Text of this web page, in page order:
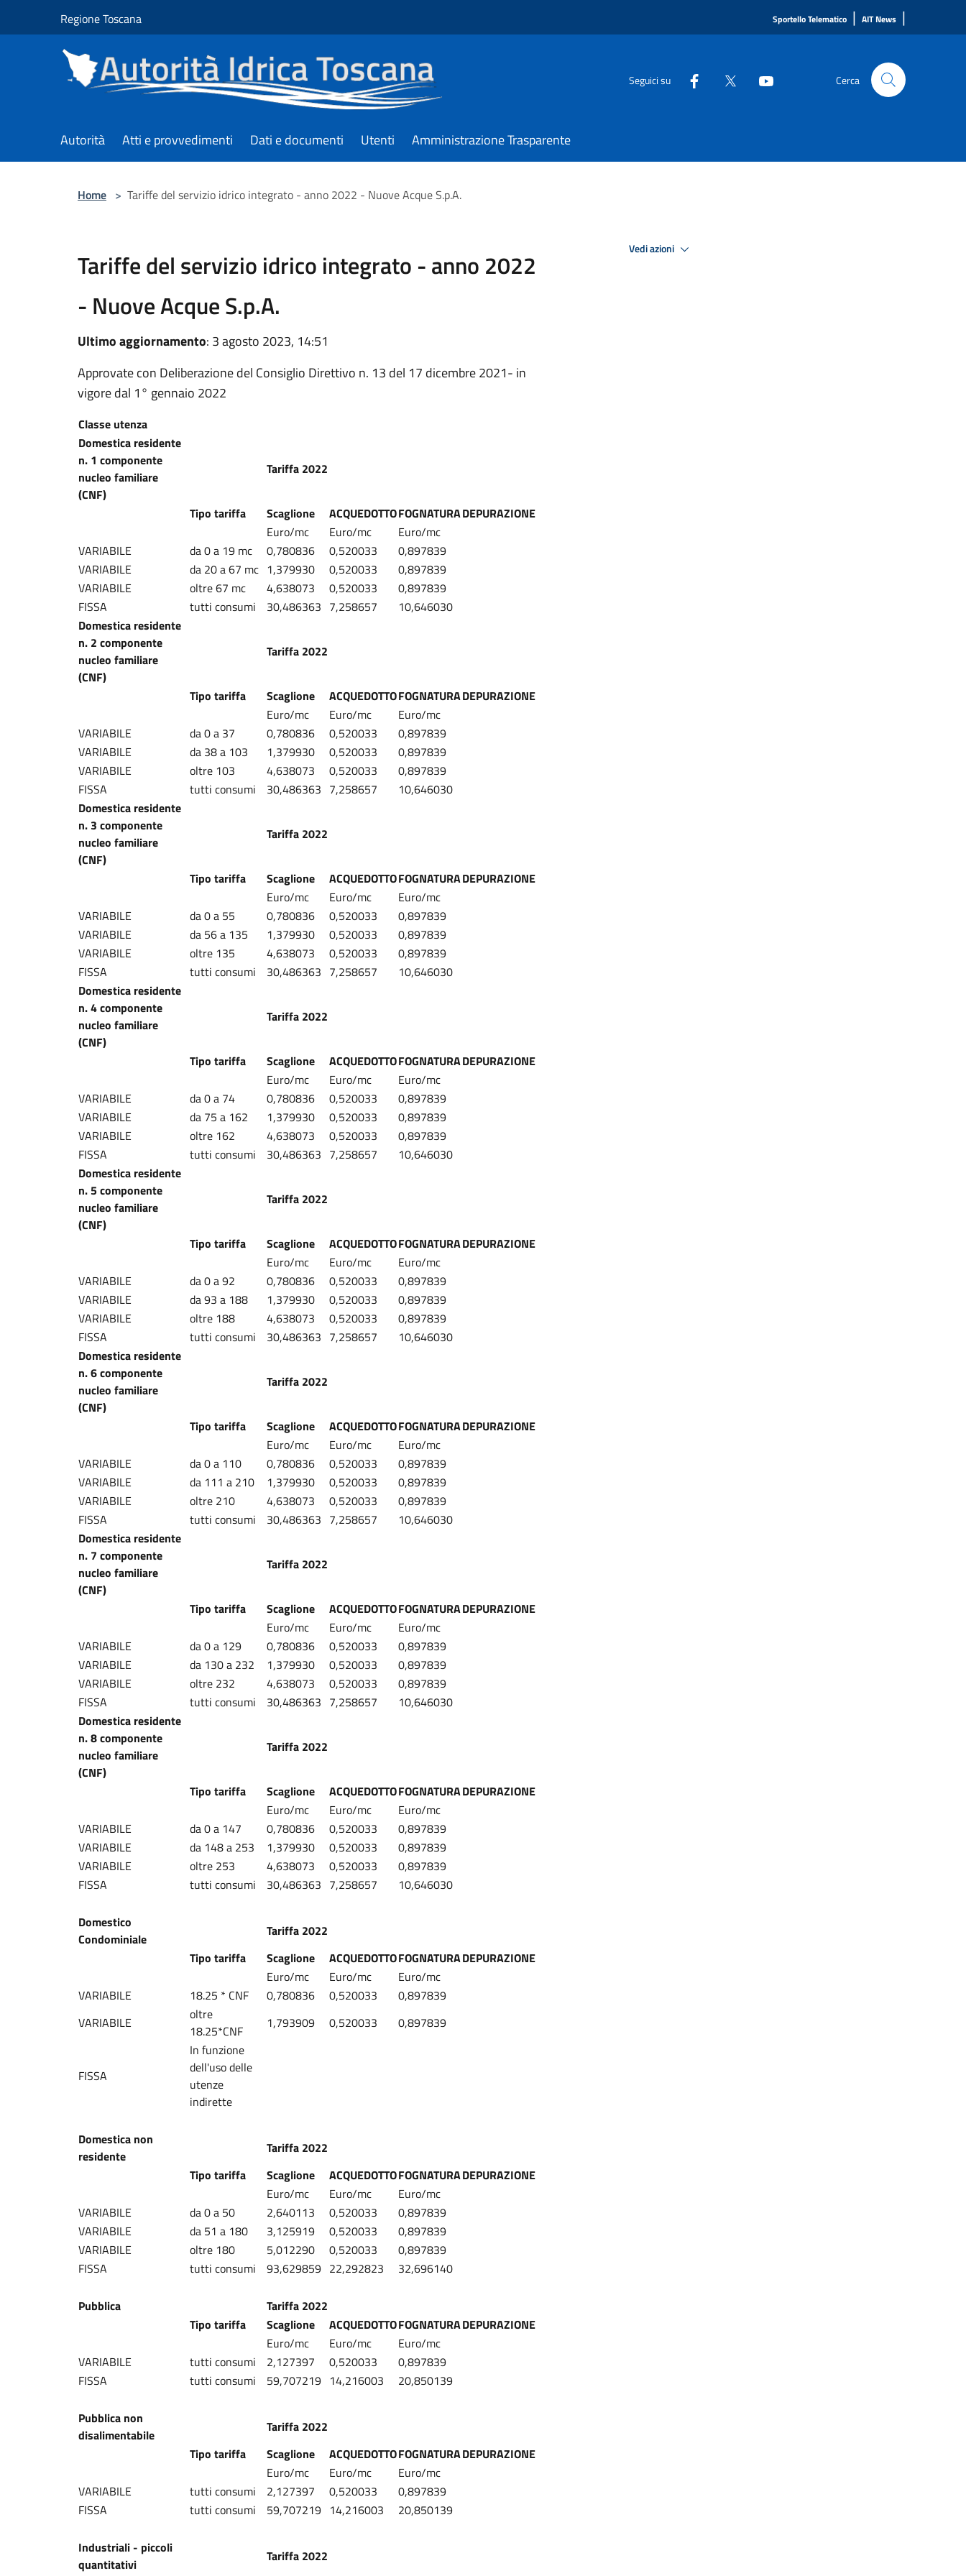
Regione Toscana Sportello Telematico | AIT News |
Seguici su Cerca
Autorità Atti e provvedimenti Dati e documenti Utenti Amministrazione Trasparente
Home > Tariffe del servizio idrico integrato - anno 2022 - Nuove Acque S.p.A.
Tariffe del servizio idrico integrato - anno 2022
- Nuove Acque S.p.A.
Ultimo aggiornamento: 3 agosto 2023, 14:51
Approvate con Deliberazione del Consiglio Direttivo n. 13 del 17 dicembre 2021- in
vigore dal 1° gennaio 2022
Classe utenza
Domestica residente
n. 1 componente
nucleo familiare
(CNF)
Tariffa 2022
Tipo tariffa Scaglione ACQUEDOTTOFOGNATURADEPURAZIONE
Euro/mc
Euro/mc
Euro/mc
VARIABILE
da 0 a 19 mc 0,780836 0,520033
0,897839
VARIABILE
da 20 a 67 mc 1,379930 0,520033
0,897839
VARIABILE
oltre 67 mc 4,638073 0,520033
0,897839
FISSA
tutti consumi 30,486363 7,258657
10,646030
Domestica residente
n. 2 componente
nucleo familiare
(CNF)
Tariffa 2022
Tipo tariffa Scaglione ACQUEDOTTOFOGNATURADEPURAZIONE
Euro/mc
Euro/mc
Euro/mc
VARIABILE
da 0 a 37 0,780836 0,520033
0,897839
VARIABILE
da 38 a 103 1,379930 0,520033
0,897839
VARIABILE
oltre 103 4,638073 0,520033
0,897839
FISSA
tutti consumi 30,486363 7,258657
10,646030
Domestica residente
n. 3 componente
nucleo familiare
(CNF)
Tariffa 2022
Tipo tariffa Scaglione ACQUEDOTTOFOGNATURADEPURAZIONE
Euro/mc
Euro/mc
Euro/mc
VARIABILE
da 0 a 55 0,780836 0,520033
0,897839
VARIABILE
da 56 a 135 1,379930 0,520033
0,897839
VARIABILE
oltre 135 4,638073 0,520033
0,897839
FISSA
tutti consumi 30,486363 7,258657
10,646030
Domestica residente
n. 4 componente
nucleo familiare
(CNF)
Tariffa 2022
Tipo tariffa Scaglione ACQUEDOTTOFOGNATURADEPURAZIONE
Euro/mc
Euro/mc
Euro/mc
VARIABILE
da 0 a 74 0,780836 0,520033
0,897839
VARIABILE
da 75 a 162 1,379930 0,520033
0,897839
VARIABILE
oltre 162 4,638073 0,520033
0,897839
FISSA
tutti consumi 30,486363 7,258657
10,646030
Domestica residente
n. 5 componente
nucleo familiare
(CNF)
Tariffa 2022
Tipo tariffa Scaglione ACQUEDOTTOFOGNATURADEPURAZIONE
Euro/mc
Euro/mc
Euro/mc
VARIABILE
da 0 a 92 0,780836 0,520033
0,897839
VARIABILE
da 93 a 188 1,379930 0,520033
0,897839
VARIABILE
oltre 188 4,638073 0,520033
0,897839
FISSA
tutti consumi 30,486363 7,258657
10,646030
Domestica residente
n. 6 componente
nucleo familiare
(CNF)
Tariffa 2022
Tipo tariffa Scaglione ACQUEDOTTOFOGNATURADEPURAZIONE
Euro/mc
Euro/mc
Euro/mc
VARIABILE
da 0 a 110 0,780836 0,520033
0,897839
VARIABILE
da 111 a 210 1,379930 0,520033
0,897839
VARIABILE
oltre 210 4,638073 0,520033
0,897839
FISSA
tutti consumi 30,486363 7,258657
10,646030
Domestica residente
n. 7 componente
nucleo familiare
(CNF)
Tariffa 2022
Tipo tariffa Scaglione ACQUEDOTTOFOGNATURADEPURAZIONE
Euro/mc
Euro/mc
Euro/mc
VARIABILE
da 0 a 129 0,780836 0,520033
0,897839
VARIABILE
da 130 a 232 1,379930 0,520033
0,897839
VARIABILE
oltre 232 4,638073 0,520033
0,897839
FISSA
tutti consumi 30,486363 7,258657
10,646030
Domestica residente
n. 8 componente
nucleo familiare
(CNF)
Tariffa 2022
Tipo tariffa Scaglione ACQUEDOTTOFOGNATURADEPURAZIONE
Euro/mc
Euro/mc
Euro/mc
VARIABILE
da 0 a 147 0,780836 0,520033
0,897839
VARIABILE
da 148 a 253 1,379930 0,520033
0,897839
VARIABILE
oltre 253 4,638073 0,520033
0,897839
FISSA
tutti consumi 30,486363 7,258657 10,646030
Domestico
Condominiale
Tariffa 2022
Tipo tariffa
Scaglione ACQUEDOTTOFOGNATURADEPURAZIONE
Euro/mc
Euro/mc
Euro/mc
VARIABILE
18.25 * CNF 0,780836 0,520033
0,897839
VARIABILE
oltre
18.25*CNF
1,793909 0,520033 0,897839
FISSA
In funzione
dell'uso delle
utenze
indirette
Domestica non
residente
Tariffa 2022
Tipo tariffa
Scaglione ACQUEDOTTOFOGNATURADEPURAZIONE
Euro/mc
Euro/mc
Euro/mc
VARIABILE
da 0 a 50 2,640113 0,520033
0,897839
VARIABILE
da 51 a 180 3,125919 0,520033
0,897839
VARIABILE
oltre 180 5,012290 0,520033
0,897839
FISSA
tutti consumi 93,629859 22,292823 32,696140
Pubblica
Tariffa 2022
Tipo tariffa
Scaglione ACQUEDOTTOFOGNATURADEPURAZIONE
Euro/mc
Euro/mc
Euro/mc
VARIABILE
tutti consumi 2,127397 0,520033
0,897839
FISSA
tutti consumi 59,707219 14,216003 20,850139
Pubblica non
disalimentabile
Tariffa 2022
Tipo tariffa
Scaglione ACQUEDOTTOFOGNATURADEPURAZIONE
Euro/mc
Euro/mc
Euro/mc
VARIABILE
tutti consumi 2,127397 0,520033
0,897839
FISSA
tutti consumi 59,707219 14,216003 20,850139
Industriali - piccoli
quantitativi
Tariffa 2022
Vedi azioni